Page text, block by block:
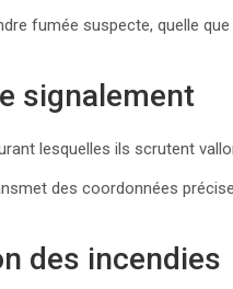
fumée suspecte, quelle
signalement
lesquelles ils scrutent
des coordonnées
des incendies